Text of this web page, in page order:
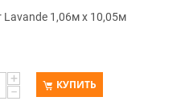
Lavande 1,06м х 10,05м
+
−
КУПИТЬ